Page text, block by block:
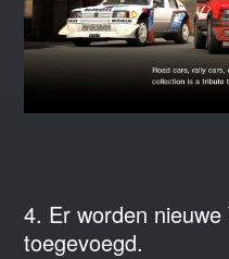
4. Er worden
toegevoegd.